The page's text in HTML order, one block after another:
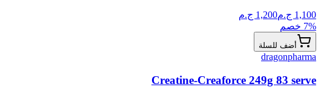
1,100 ج.م1,200 ج.م
7% خصم
أضف للسلة
dragonpharma
Creatine-Creaforce 249g 83 serve